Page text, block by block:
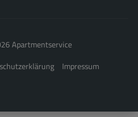
Apartmentservice
Impressum